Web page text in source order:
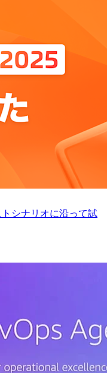
シナリオに沿って試